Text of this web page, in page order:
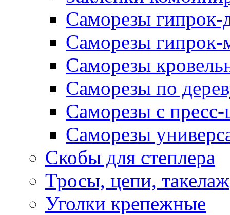
Саморезы гипрок-
Саморезы гипрок-
Саморезы
Саморезы по
Саморезы с
Саморезы
Скобы для степлера
Тросы, цепи, такелаж
Уголки крепежные